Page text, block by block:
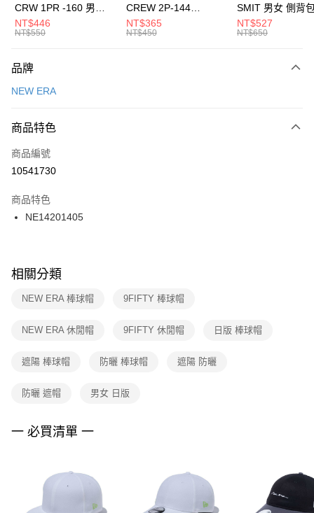
元大商業銀行
台灣樂天信用卡公司
全盈+PAY
AFTEE先享後付
【關於「AFTEE先享後付」】
便利好安心！
３．安心：先確認商品／服務後，再付款。
【「AFTEE先享後付」結帳流程】
１．於結帳方式選擇「AFTEE先享後付」後，將跳轉至「AFTEE先享後付」
２．訂單成立數日內，您將收到繳費通知簡訊。
３．收到繳費通知簡訊後14天內，點擊此簡訊中的連結，可透過四大超商／
ATM／網路銀行／等多元方式進行付款，方視為交易完成。
※ 交易是否成功請以「AFTEE先享後付 」之結帳頁面顯示為準，若有關於
是否繳費成功／繳費後需取消欲退款等相關疑問，請聯繫「AFTEE先享後付
客戶支援中心」https://netprotections.freshdesk.com/support/home
１．透過由恩沛科技股份有限公司提供之「AFTEE先享後付」服務完成之交
權轉讓予恩沛科技股份有限公司。
３．未成年的使用者請事先徵得法定代理人或監護人之同意方可使用
４．使用「AFTEE先享後付」時，將依據個別帳號之用戶狀況，依本公司即
５．嚴禁一人註冊多個帳號或使用他人資訊註冊。若發現惡意使用之情形，
恩沛科技股份有限公司將有權停止該用戶之使用額度並採取法律行動。
運送方式
每筆NT$100，滿NT$1,500(含以上)免運費
宅配
每筆NT$100，滿NT$1,500(含以上)免運費
付款後門市自取
每筆NT$100，滿NT$1,500(含以上)免運費
CRW 1PR -160 男女
中統襪 FZ3393100
NT$446
NT$550
CREW 2P-144
EMBRDY 男女 短統襪
FZ3073133
NT$365
NT$450
SMIT 男女 側背
BA5871010
NT$527
NT$650
品牌
NEW ERA
商品特色
商品編號
10541730
商品特色
NE14201405
相關分類
NEW ERA 棒球帽 9FIFTY 棒球帽
NEW ERA 休閒帽 9FIFTY 休閒帽 日版 棒球帽
遮陽 棒球帽 防曬 棒球帽 遮陽 防曬
防曬 遮帽 男女 日版
一 必買清單 一